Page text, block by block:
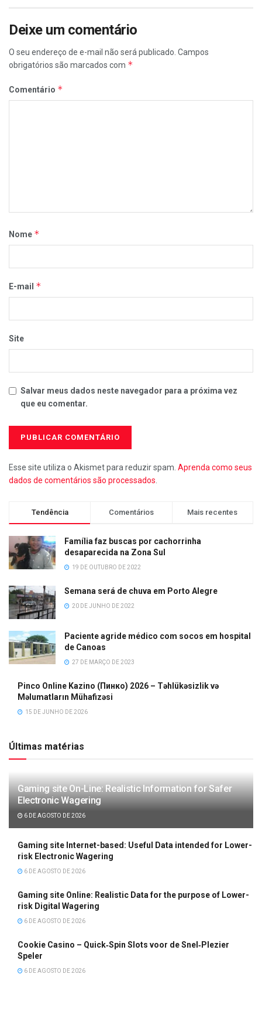
Deixe um comentário
O seu endereço de e-mail não será publicado. Campos
obrigatórios são marcados com *
Comentário *
Nome *
E-mail *
Site
Salvar meus dados neste navegador para a próxima vez
que eu comentar.
Esse site utiliza o Akismet para reduzir spam. Aprenda como seus
dados de comentários são processados
Tendência Comentários Mais recentes
Família faz buscas por cachorrinha
desaparecida na Zona Sul
19 DE OUTUBRO DE 2022
Semana será de chuva em Porto Alegre
20 DE JUNHO DE 2022
Paciente agride médico com socos em hospital
de Canoas
27 DE MARÇO DE 2023
Pinco Online Kazino (Пинко) 2026 – Təhlükəsizlik və
Məlumatların Mühafizəsi
15 DE JUNHO DE 2026
Últimas matérias
Gaming site On-Line: Realistic Information for Safer
Electronic Wagering
6 DE AGOSTO DE 2026
Gaming site Internet-based: Useful Data intended for Lower-
risk Electronic Wagering
6 DE AGOSTO DE 2026
Gaming site Online: Realistic Data for the purpose of Lower-
risk Digital Wagering
6 DE AGOSTO DE 2026
Cookie Casino – Quick‑Spin Slots voor de Snel‑Plezier
Speler
6 DE AGOSTO DE 2026